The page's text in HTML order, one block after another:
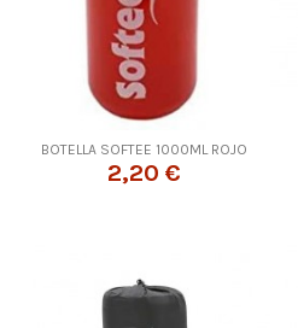
BOTELLA SOFTEE 1000ML ROJO
2,20 €